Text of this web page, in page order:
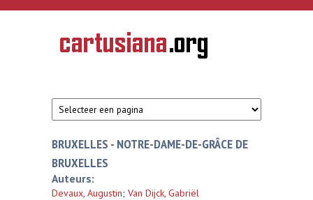
Overslaan en naar de inhoud gaan
CARTUSIANA
Geschiedenis
van de
BRUXELLES - NOTRE-DAME-DE-GRÂCE DE
BRUXELLES
Auteurs:
Devaux, Augustin; Van Dijck, Gabriël